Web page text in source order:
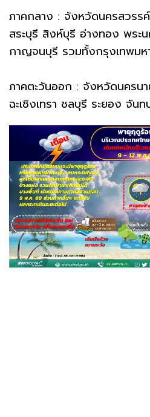
ภาคกลาง : จังหวัดนครสวรร
สระบุรี สิงห์บุรี อ่างทอง พระ
กาญจนบุรี รวมทั้งกรุงเทพม
ภาคตะวันออก : จังหวัดนครน
ฉะเชิงเทรา ชลบุรี ระยอง จัน